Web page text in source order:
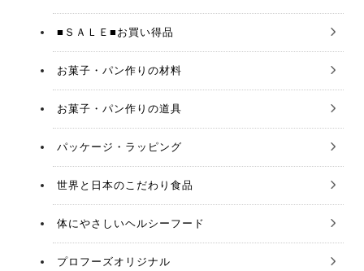
■ＳＡＬＥ■お買い得品
お菓子・パン作りの材料
お菓子・パン作りの道具
パッケージ・ラッピング
世界と日本のこだわり食品
体にやさしいヘルシーフード
プロフーズオリジナル